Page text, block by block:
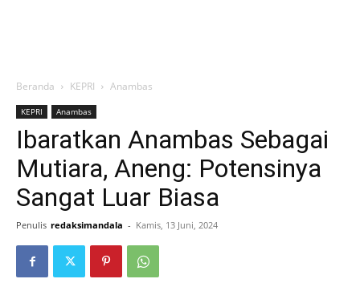
Beranda KEPRI Anambas
KEPRI Anambas
Ibaratkan Anambas Sebagai
Mutiara, Aneng: Potensinya
Sangat Luar Biasa
Penulis redaksimandala - Kamis, 13 Juni, 2024